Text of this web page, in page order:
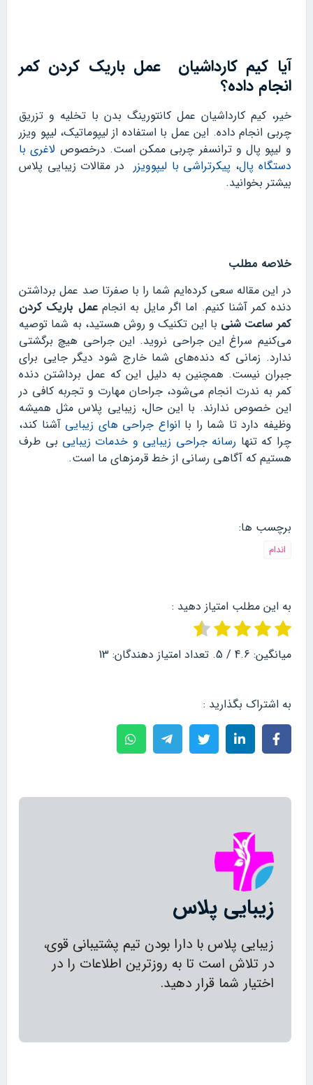
آیا کیم کارداشیان عمل باریک کردن کمر
انجام داده؟
خیر، کیم کارداشیان عمل کانتورینگ بدن با تخلیه و تزریق
چربی انجام داده. این عمل با استفاده از لیپوماتیک، لیپو ویزر
و لیپو پال و ترانسفر چربی ممکن است. درخصوص لاغری با
دستگاه پال، پیکرتراشی با لیپوویزر در مقالات زیبایی پلاس
بیشتر بخوانید.
خلاصه مطلب
در این مقاله سعی کرده‌ایم شما را با صفرتا صد عمل برداشتن
دنده کمر آشنا کنیم. اما اگر مایل به انجامعمل باریک کردن
کمر ساعت شنی با این تکنیک و روش هستید، به شما توصیه
می‌کنیم سراغ این جراحی نروید. این جراحی هیچ برگشتی
ندارد. زمانی که دنده‌های شما خارج شود دیگر جایی برای
جبران نیست. همچنین به دلیل این که عمل برداشتن دنده
کمر به ندرت انجام می‌شود، جراحان مهارت و تجربه کافی در
این خصوص ندارند. با این حال، زیبایی پلاس مثل همیشه
وظیفه دارد تا شما را باانواع جراحی‌ های زیبایی آشنا کند،
چرا که تنها رسانه جراحی زیبایی و خدمات زیبایی بی طرف
هستیم که آگاهی رسانی از خط قرمزهای ما است.
برچسب ها:
اندام
به این مطلب امتیاز دهید :
میانگین: 4.6 / 5. تعداد امتیاز دهندگان: 13
به اشتراک بگذارید :
زیبایی پلاس
زیبایی پلاس با دارا بودن تیم پشتیبانی قوی،
در تلاش است تا به روزترین اطلاعات را در
اختیار شما قرار دهید.